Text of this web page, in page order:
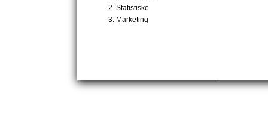
Statistiske
Marketing